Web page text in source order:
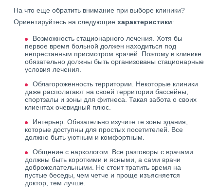
На что еще обратить внимание при выборе клиники?
Ориентируйтесь на следующие характеристики:
Возможность стационарного лечения. Хотя бы
первое время больной должен находиться под
непрестанным присмотром врачей. Поэтому в клинике
обязательно должны быть организованы стационарные
условия лечения.
Облагороженность территории. Некоторые клиники
даже располагают на своей территории бассейны,
спортзалы и зоны для фитнеса. Такая забота о своих
клиентах очевидный плюс.
Интерьер. Обязательно изучите те зоны здания,
которые доступны для простых посетителей. Все
должно быть уютным и комфортным.
Общение с наркологом. Все разговоры с врачами
должны быть короткими и ясными, а сами врачи
доброжелательными. Не стоит тратить время на
пустые беседы, чем четче и проще изъясняется
доктор, тем лучше.